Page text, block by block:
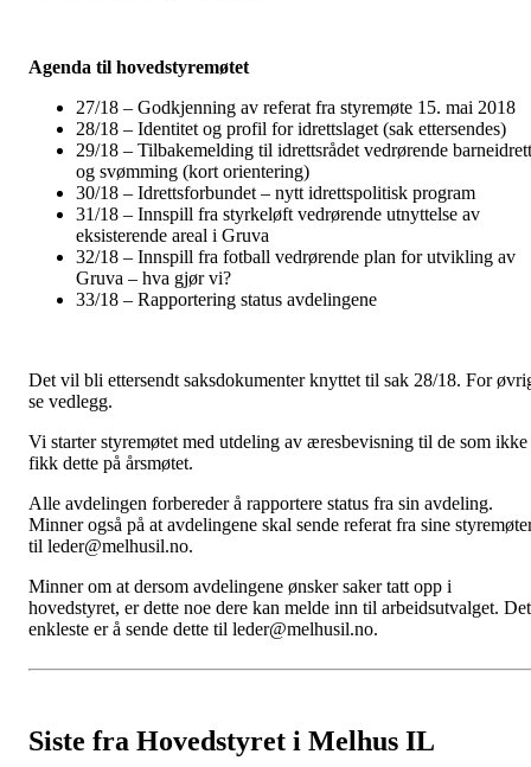
Agenda til hovedstyremøtet
27/18 – Godkjenning av referat fra styremøte 15. mai 2018
28/18 – Identitet og profil for idrettslaget (sak ettersendes)
29/18 – Tilbakemelding til idrettsrådet vedrørende barneidrett
og svømming (kort orientering)
30/18 – Idrettsforbundet – nytt idrettspolitisk program
31/18 – Innspill fra styrkeløft vedrørende utnyttelse av
eksisterende areal i Gruva
32/18 – Innspill fra fotball vedrørende plan for utvikling av
Gruva – hva gjør vi?
33/18 – Rapportering status avdelingene
Det vil bli ettersendt saksdokumenter knyttet til sak 28/18. For
se vedlegg.
Vi starter styremøtet med utdeling av æresbevisning til de som ikke
fikk dette på årsmøtet.
Alle avdelingen forbereder å rapportere status fra sin avdeling.
Minner også på at avdelingene skal sende referat fra sine
til leder@melhusil.no.
Minner om at dersom avdelingene ønsker saker tatt opp i
hovedstyret, er dette noe dere kan melde inn til arbeidsutvalget. Det
enkleste er å sende dette til leder@melhusil.no.
Siste fra Hovedstyret i Melhus IL